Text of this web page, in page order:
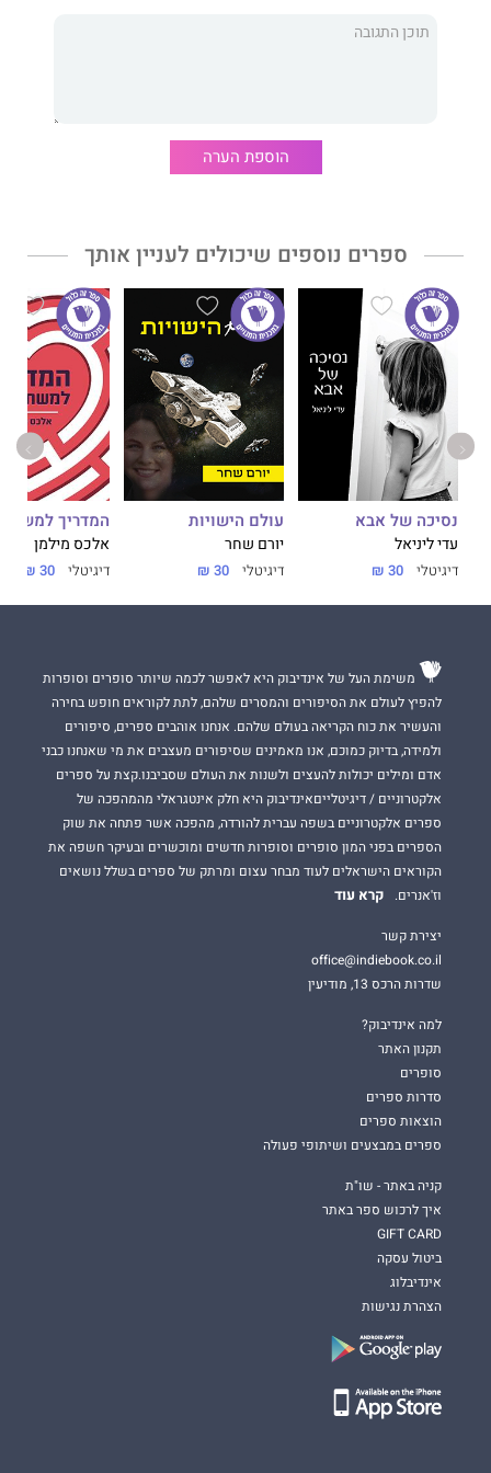
ניווט במורכבות – מסע בעולם מפתיע יסייע לכם למצוא תשובות
ומפתיעה. משולבים בו לימוד אירועים, כלים יישומיים ועיון תיאורטי.
אונו, ובמכללה למינהל. מסייע למנהלים וצוותים בחברות, ארגונים
וקהילות לנווט את דרכם מול אתגרים מורכבים.
הוספת הערה
ספרים נוספים שיכולים לעניין אותך
נסיכה של אבא
עדי ליניאל
דיגיטלי 30 ₪
עולם הישויות
יורם שחר
דיגיטלי 30 ₪
המדריך
אלכס מילמן
דיגיטלי 30 ₪
משימת העל של אינדיבוק היא לאפשר לכמה שיותר סופרים וסופרות
להפיץ לעולם את הסיפורים והמסרים שלהם, לתת לקוראים חופש בחירה
והעשיר את כוח הקריאה בעולם שלהם. אנחנו אוהבים ספרים, סיפורים
ולמידה, בדיוק כמוכם, אנו מאמינים שסיפורים מעצבים את מי שאנחנו כבני
אדם ומילים יכולות להעצים ולשנות את העולם שסביבנו.קצת על ספרים
אלקטרוניים / דיגיטלייםאינדיבוק היא חלק אינטגראלי מהמהפכה של
ספרים אלקטרוניים בשפה עברית להורדה, מהפכה אשר פתחה את שוק
הספרים בפני המון סופרים וסופרות חדשים ומוכשרים ובעיקר חשפה את
הקוראים הישראלים לעוד מבחר עצום ומרתק של ספרים בשלל נושאים
וז'אנרים.
קרא עוד
יצירת קשר
office@indiebook.co.il
שדרות הרכס 13, מודיעין
למה אינדיבוק?
תקנון האתר
סופרים
סדרות ספרים
הוצאות ספרים
ספרים במבצעים ושיתופי פעולה
קניה באתר - שו"ת
איך לרכוש ספר באתר
GIFT CARD
ביטול עסקה
אינדיבלוג
הצהרת נגישות